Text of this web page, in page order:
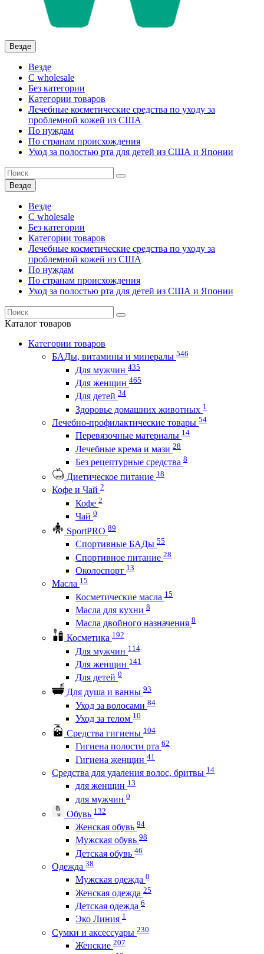
Везде
Везде
C wholesale
Без категории
Категории товаров
Лечебные косметические средства по уходу за
проблемной кожей из США
По нуждам
По странам происхождения
Уход за полостью рта для детей из США и Японии
Везде
Везде
C wholesale
Без категории
Категории товаров
Лечебные косметические средства по уходу за
проблемной кожей из США
По нуждам
По странам происхождения
Уход за полостью рта для детей из США и Японии
Каталог товаров
Категории товаров
БАДы, витамины и минералы 546
Для мужчин 435
Для женщин 465
Для детей 34
Здоровье домашних животных 1
Лечебно-профилактические товары 54
Перевязочные материалы 14
Лечебные крема и мази 28
Без рецептурные средства 8
Диетическое питание 18
Кофе и Чай 2
Кофе 2
Чай 0
SportPRO 89
Спортивные БАДы 55
Спортивное питание 28
Околоспорт 13
Масла 15
Косметические масла 15
Масла для кухни 8
Масла двойного назначения 8
Косметика 192
Для мужчин 114
Для женщин 141
Для детей 0
Для душа и ванны 93
Уход за волосами 84
Уход за телом 10
Средства гигиены 104
Гигиена полости рта 62
Гигиена женщин 41
Средства для удаления волос, бритвы 14
для женщин 13
для мужчин 0
Обувь 132
Женская обувь 94
Мужская обувь 98
Детская обувь 46
Одежда 38
Мужская одежда 0
Женская одежда 25
Детская одежда 6
Эко Линия 1
Сумки и аксессуары 230
Женские 207